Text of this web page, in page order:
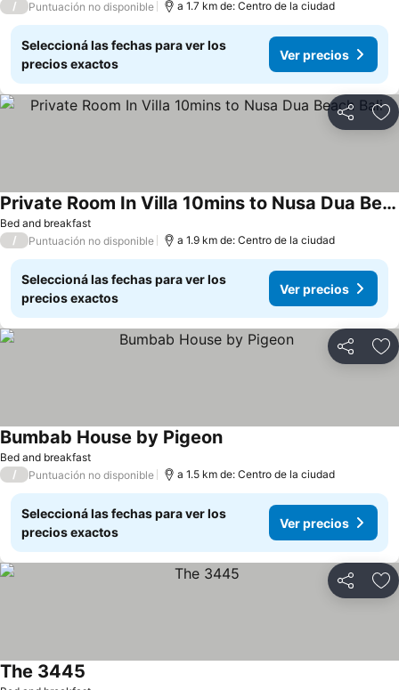
/ Puntuación no disponible a 1.7 km de: Centro de la ciudad
Seleccioná las fechas para ver los
precios exactos
Ver precios
Compartir
Bed and breakfast
Private Room In Villa 10mins to Nusa Dua Beach Bali
/ Puntuación no disponible a 1.9 km de: Centro de la ciudad
Seleccioná las fechas para ver los
precios exactos
Ver precios
Compartir
Bed and breakfast
Bumbab House by Pigeon
/ Puntuación no disponible a 1.5 km de: Centro de la ciudad
Seleccioná las fechas para ver los
precios exactos
Ver precios
Compartir
The 3445